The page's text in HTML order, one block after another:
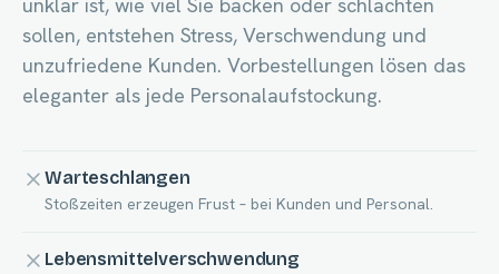
unklar ist, wie viel Sie backen oder schlachten
sollen, entstehen Stress, Verschwendung und
unzufriedene Kunden. Vorbestellungen lösen das
eleganter als jede Personalaufstockung.
Warteschlangen
Stoßzeiten erzeugen Frust – bei Kunden und Personal.
Lebensmittelverschwendung